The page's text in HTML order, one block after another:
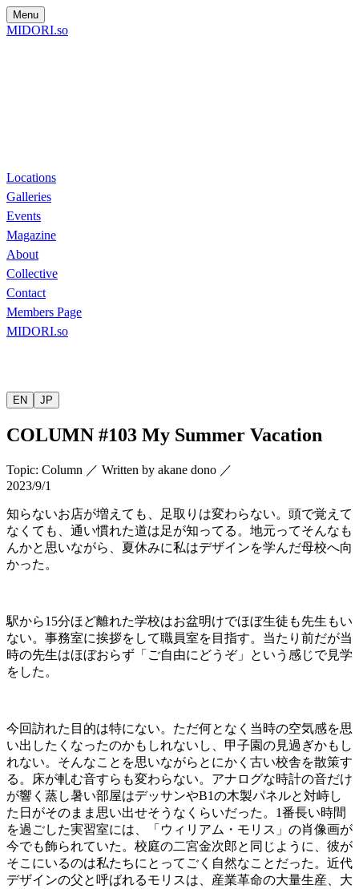
Menu
MIDORI.so
Locations
Galleries
Events
Magazine
About
Collective
Contact
Members Page
MIDORI.so
EN JP
COLUMN #103 My Summer Vacation
Topic: Column ／ Written by akane dono ／
2023/9/1
知らないお店が増えても、足取りは変わらない。頭で覚えて
なくても、通い慣れた道は足が知ってる。地元ってそんなも
んかと思いながら、夏休みに私はデザインを学んだ母校へ向
かった。
駅から15分ほど離れた学校はお盆明けでほぼ生徒も先生もい
ない。事務室に挨拶をして職員室を目指す。当たり前だが当
時の先生はほぼおらず「ご自由にどうぞ」という感じで見学
をした。
今回訪れた目的は特にない。ただ何となく当時の空気感を思
い出したくなったのかもしれないし、甲子園の見過ぎかもし
れない。そんなことを思いながらとにかく古い校舎を散策す
る。床が軋む音すらも変わらない。アナログな時計の音だけ
が響く蒸し暑い部屋はデッサンやB1の木製パネルと対峙し
た日がそのまま思い出せそうなくらいだった。 1番長い時間
を過ごした実習室には、「ウィリアム・モリス」の肖像画が
今でも飾られていた。校庭の二宮金次郎と同じように、彼が
そこにいるのは私たちにとってごく自然なことだった。近代
デザインの父と呼ばれるモリスは、産業革命の大量生産、大